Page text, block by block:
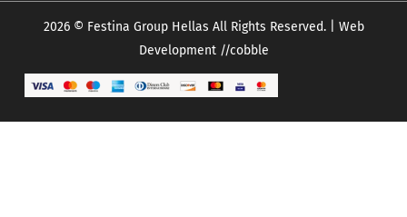
2026 © Festina Group Hellas All Rights Reserved. | Web
Development//cobble